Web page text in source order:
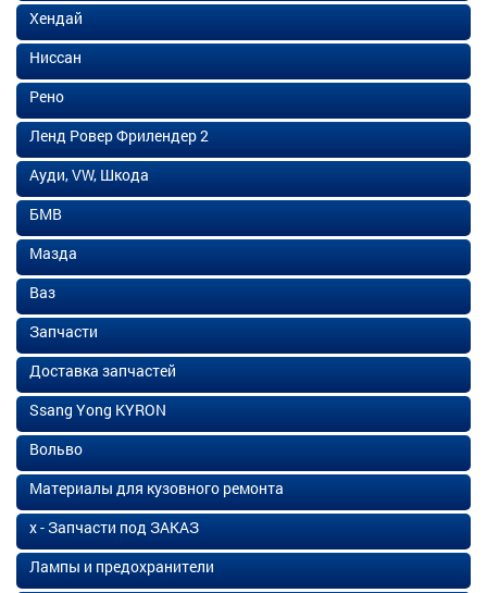
Хендай
Ниссан
Рено
Ленд Ровер Фрилендер 2
Ауди, VW, Шкода
БМВ
Мазда
Ваз
Запчасти
Доставка запчастей
Ssang Yong KYRON
Вольво
Материалы для кузовного ремонта
х - Запчасти под ЗАКАЗ
Лампы и предохранители